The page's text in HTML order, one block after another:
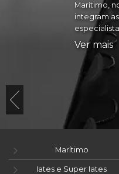
Marítimo,
integram
Ver mais
Marítimo
Iates e Super Iates